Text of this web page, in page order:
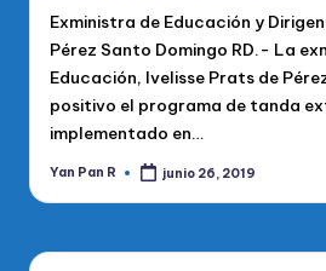
el
P
R
M
Exministra de Educación y
Pérez Santo Domingo RD.- La
Educación, Ivelisse Prats de
positivo el programa de tanda
implementado en…
Publicado
Yan Pan R junio 26, 2019